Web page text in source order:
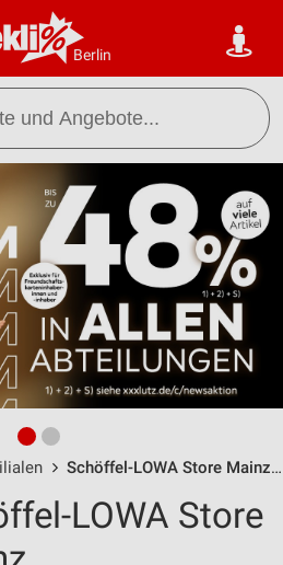
Berlin
Schöffel-LOWA Store Mainz / Betzelsstraße 21 - Öffnungszeiten & Adresse
LOWA Store